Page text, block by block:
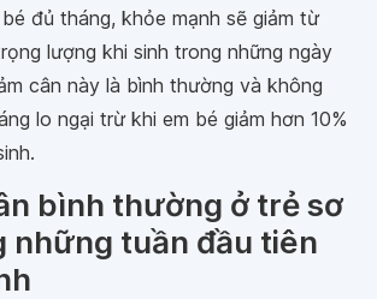
đủ tháng, khỏe mạnh sẽ giảm từ
lượng khi sinh trong những ngày
cân này là bình thường và không
lo ngại trừ khi em bé giảm hơn 10%
bình thường ở trẻ sơ
những tuần đầu tiên